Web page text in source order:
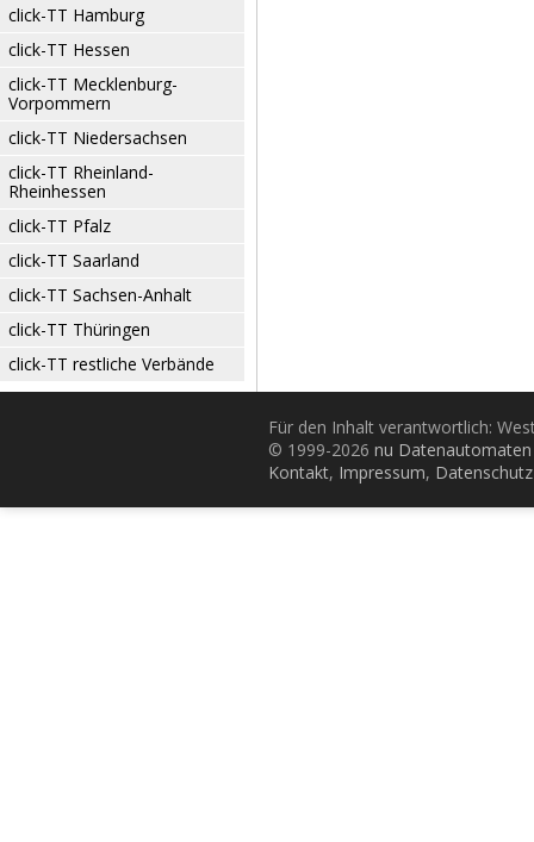
click-TT Hamburg
click-TT Hessen
click-TT Mecklenburg-
Vorpommern
click-TT Niedersachsen
click-TT Rheinland-
Rheinhessen
click-TT Pfalz
click-TT Saarland
click-TT Sachsen-Anhalt
click-TT Thüringen
click-TT restliche Verbände
Für den Inhalt verantwortlich:
© 1999-2026 nu
Kontakt, Impressum, Datenschutz